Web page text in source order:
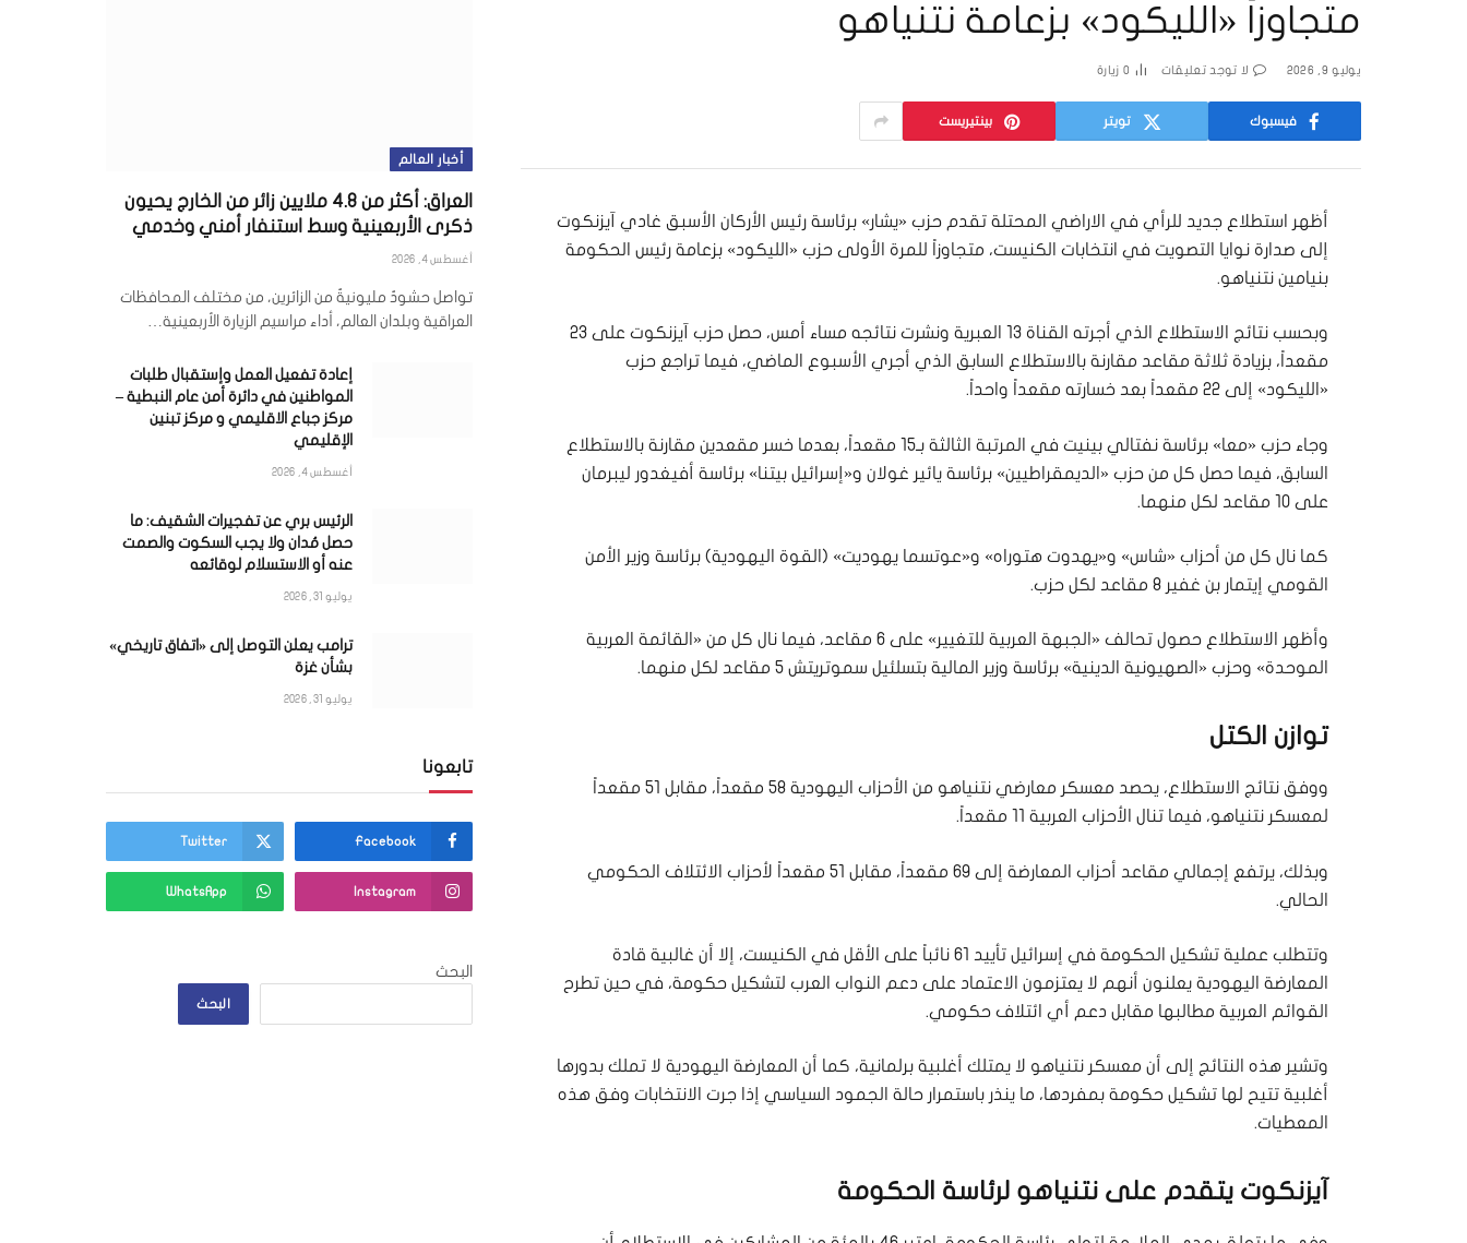
متجاوزاً «الليكود» بزعامة نتنياهو
يوليو 9, 2026 لا توجد تعليقات 0 زيارة
فيسبوك تويتر بينتيريست
أظهر استطلاع جديد للرأي في الاراضي المحتلة تقدم حزب «يشار» برئاسة رئيس الأركان الأسبق غادي آيزنكوت
إلى صدارة نوايا التصويت في انتخابات الكنيست، متجاوزاً للمرة الأولى حزب «الليكود» بزعامة رئيس الحكومة
بنيامين نتنياهو.
وبحسب نتائج الاستطلاع الذي أجرته القناة 13 العبرية ونشرت نتائجه مساء أمس، حصل حزب آيزنكوت على 23
مقعداً، بزيادة ثلاثة مقاعد مقارنة بالاستطلاع السابق الذي أجري الأسبوع الماضي، فيما تراجع حزب
«الليكود» إلى 22 مقعداً بعد خسارته مقعداً واحداً.
وجاء حزب «معا» برئاسة نفتالي بينيت في المرتبة الثالثة بـ15 مقعداً، بعدما خسر مقعدين مقارنة بالاستطلاع
السابق، فيما حصل كل من حزب «الديمقراطيين» برئاسة يائير غولان و«إسرائيل بيتنا» برئاسة أفيغدور ليبرمان
على 10 مقاعد لكل منهما.
كما نال كل من أحزاب «شاس» و«يهدوت هتوراه» و«عوتسما يهوديت» (القوة اليهودية) برئاسة وزير الأمن
القومي إيتمار بن غفير 8 مقاعد لكل حزب.
وأظهر الاستطلاع حصول تحالف «الجبهة العربية للتغيير» على 6 مقاعد، فيما نال كل من «القائمة العربية
الموحدة» وحزب «الصهيونية الدينية» برئاسة وزير المالية بتسلئيل سموتريتش 5 مقاعد لكل منهما.
توازن الكتل
ووفق نتائج الاستطلاع، يحصد معسكر معارضي نتنياهو من الأحزاب اليهودية 58 مقعداً، مقابل 51 مقعداً
لمعسكر نتنياهو، فيما تنال الأحزاب العربية 11 مقعداً.
وبذلك، يرتفع إجمالي مقاعد أحزاب المعارضة إلى 69 مقعداً، مقابل 51 مقعداً لأحزاب الائتلاف الحكومي
الحالي.
وتتطلب عملية تشكيل الحكومة في إسرائيل تأييد 61 نائباً على الأقل في الكنيست، إلا أن غالبية قادة
المعارضة اليهودية يعلنون أنهم لا يعتزمون الاعتماد على دعم النواب العرب لتشكيل حكومة، في حين تطرح
القوائم العربية مطالبها مقابل دعم أي ائتلاف حكومي.
وتشير هذه النتائج إلى أن معسكر نتنياهو لا يمتلك أغلبية برلمانية، كما أن المعارضة اليهودية لا تملك بدورها
أغلبية تتيح لها تشكيل حكومة بمفردها، ما ينذر باستمرار حالة الجمود السياسي إذا جرت الانتخابات وفق هذه
المعطيات.
آيزنكوت يتقدم على نتنياهو لرئاسة الحكومة
أخبار العالم
العراق: أكثر من 4.8 ملايين زائر من الخارج يحيون
ذكرى الأربعينية وسط استنفار أمني وخدمي
أغسطس 4, 2026
تواصل حشودٌ مليونيةٌ من الزائرين، من مختلف المحافظات
العراقية وبلدان العالم، أداء مراسيم الزيارة الأربعينية…
إعادة تفعيل العمل وإستقبال طلبات
المواطنين في دائرة أمن عام النبطية –
مركز جباع الاقليمي و مركز تبنين
الإقليمي
أغسطس 4, 2026
الرئيس بري عن تفجيرات الشقيف: ما
حصل مُدان ولا يجب السكوت والصمت
عنه أو الاستسلام لوقائعه
يوليو 31, 2026
ترامب يعلن التوصل إلى «اتفاق تاريخي»
بشأن غزة
يوليو 31, 2026
تابعونا
Facebook
Twitter
Instagram
WhatsApp
البحث
البحث